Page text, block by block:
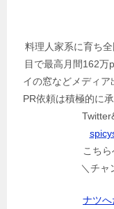
料理人家系に育ち
目で最高月間162万
イの窓などメディア
PR依頼は積極的に
こち
＼チャ
ナツへ